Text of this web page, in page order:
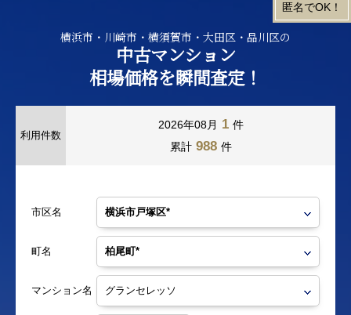
横浜市・川崎市・横須賀市・大田区・品川区の
中古マンション
相場価格を瞬間査定！
利用件数
2026年08月 1 件
累計 988 件
市区名
町名
マンション名